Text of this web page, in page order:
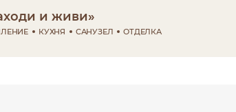
и живи»
КУХНЯ САНУЗЕЛ ОТДЕЛКА